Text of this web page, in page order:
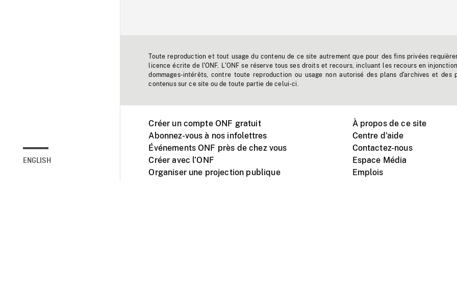
ENGLISH
Toute reproduction et tout usage du contenu de ce site autrement que pour des fins privées
licence écrite de l'ONF. L'ONF se réserve tous ses droits et recours, incluant les recours en
dommages-intérêts, contre toute reproduction ou usage non autorisé des plans d'archives et des
contenus sur ce site ou de toute partie de celui-ci.
Créer un compte ONF gratuit
Abonnez-vous à nos infolettres
Événements ONF près de chez vous
Créer avec l’ONF
Organiser une projection publique
À propos de ce site
Centre d'aide
Contactez-nous
Espace Média
Emplois